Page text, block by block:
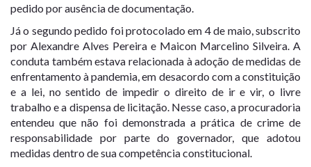
pedido por ausência de documentação.
Já o segundo pedido foi protocolado em 4 de maio, subscrito
por Alexandre Alves Pereira e Maicon Marcelino Silveira. A
conduta também estava relacionada à adoção de medidas de
enfrentamento à pandemia, em desacordo com a constituição
e a lei, no sentido de impedir o direito de ir e vir, o livre
trabalho e a dispensa de licitação. Nesse caso, a procuradoria
entendeu que não foi demonstrada a prática de crime de
responsabilidade por parte do governador, que adotou
medidas dentro de sua competência constitucional.